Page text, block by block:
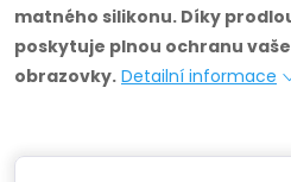
matného silikonu. Díky
poskytuje plnou ochranu
obrazovky. Detailní informace